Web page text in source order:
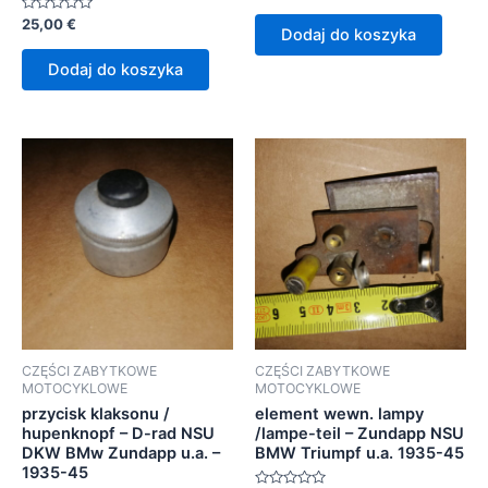
Oceniono
na
25,00€
Dodaj do koszyka
na
Dodaj do koszyka
CZĘŚCI ZABYTKOWE
MOTOCYKLOWE
przycisk klaksonu /
hupenknopf – D-rad NSU
DKW BMw Zundapp u.a. –
1935-45
CZĘŚCI ZABYTKOWE
MOTOCYKLOWE
element wewn. lampy
/lampe-teil – Zundapp NSU
BMW Triumpf u.a. 1935-45